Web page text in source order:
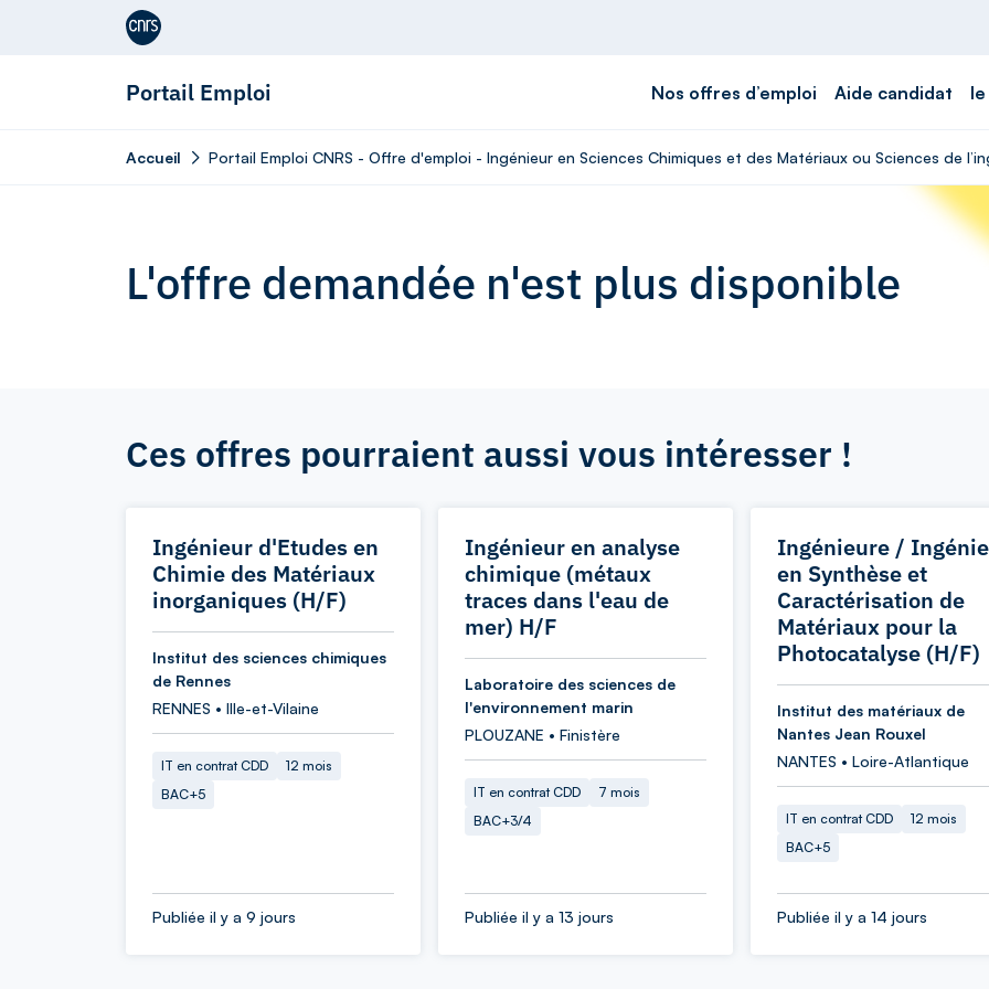
Aller au contenu
Portail Emploi Nos offres d’emploi Aide candidat
Accueil Portail Emploi CNRS - Offre d'emploi - Ingénieur en Sciences Chimiques et des Matériaux ou Sciences de
L'offre demandée n'est plus disponible
Ces offres pourraient aussi vous intéresser !
Ingénieur d'Etudes en
Chimie des Matériaux
inorganiques (H/F)
Institut des sciences chimiques
de Rennes
RENNES • Ille-et-Vilaine
IT en contrat CDD
12 mois
BAC+5
Publiée il y a 9 jours
Ingénieur en analyse
chimique (métaux
traces dans l'eau de
mer) H/F
Laboratoire des sciences de
l'environnement marin
PLOUZANE • Finistère
IT en contrat CDD
7 mois
BAC+3/4
Publiée il y a 13 jours
Ingénieure /
en Synthèse et
Caractérisation de
Matériaux pour la
Photocatalyse (H/F)
Institut des matériaux de
Nantes Jean Rouxel
NANTES • Loire-Atlantique
IT en contrat CDD
12 mois
BAC+5
Publiée il y a 14 jours